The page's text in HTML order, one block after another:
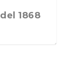
1868